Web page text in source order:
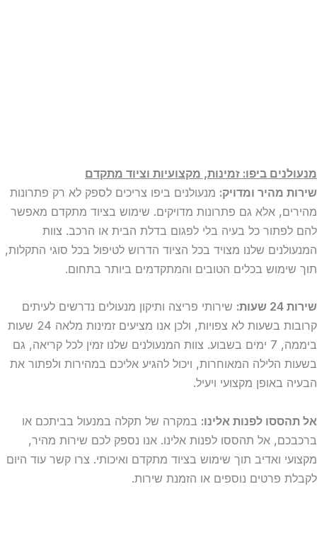
מנעולנים ביפו: זמינות, מקצועיות וציוד מתקדם
שירות מהיר ומדויק: מנעולנים ביפו צריכים לספק לא רק פתרונות
מהירים, אלא גם פתרונות מדויקים. שימוש בציוד מתקדם מאפשר
להם לפתור כל בעיה בלי לפגום בדלת הבית או הרכב. צוות
המנעולנים שלנו מצויד בכל הציוד הדרוש לטיפול בכל סוגי התקלות,
תוך שימוש בכלים הטובים והמתקדמים ביותר בתחום.
שירות 24 שעות:
שירותי פריצה ותיקון מנעולים נדרשים לעיתים
קרובות בשעות לא צפויות, ולכן אנו מציעים זמינות מלאה 24 שעות
ביממה, 7 ימים בשבוע. צוות המנעולנים שלנו זמין לכל קריאה, גם
בשעות הלילה המאוחרות, ויכול להגיע אליכם במהירות ולפתור את
הבעיה באופן מקצועי ויעיל.
אל תהססו לפנות אלינו: במקרה של תקלה במנעול בביתכם או
ברכבכם, אל תהססו לפנות אלינו. אנו נספק לכם שירות מהיר,
מקצועי ואדיב תוך שימוש בציוד מתקדם ואיכותי. צרו קשר עוד היום
לקבלת פרטים נוספים או הזמנת שירות.